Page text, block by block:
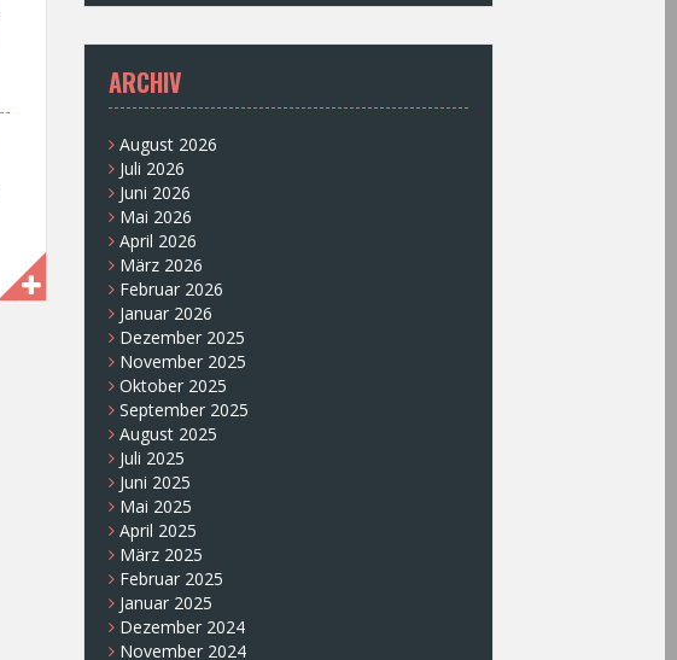
ARCHIV
August 2026
Juli 2026
Juni 2026
Mai 2026
April 2026
März 2026
Februar 2026
Januar 2026
Dezember 2025
November 2025
Oktober 2025
September 2025
August 2025
Juli 2025
Juni 2025
Mai 2025
April 2025
März 2025
Februar 2025
Januar 2025
Dezember 2024
November 2024